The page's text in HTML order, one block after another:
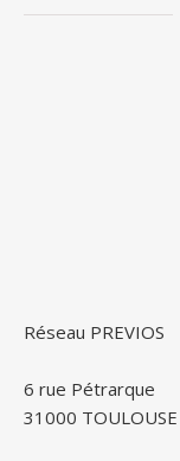
Réseau PREVIOS
6 rue Pétrarque
31000 TOULOUSE